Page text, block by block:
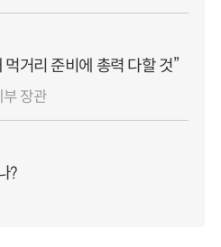
거리 준비에 총력 다할 것”
장관
?